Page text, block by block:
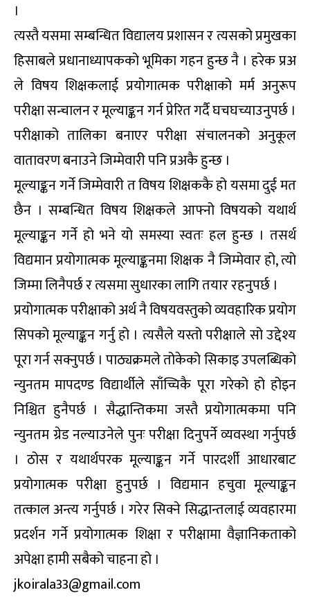
।
त्यस्तै यसमा सम्बन्धित विद्यालय प्रशासन र त्यसको प्रमुखका
हिसाबले प्रधानाध्यापकको भूमिका गहन हुन्छ नै । हरेक प्रअ
ले विषय शिक्षकलाई प्रयोगात्मक परीक्षाको मर्म अनुरूप
परीक्षा सन्चालन र मूल्याङ्कन गर्न प्रेरित गर्दै घचघच्याउनुपर्छ ।
परीक्षाको तालिका बनाएर परीक्षा संचालनको अनुकूल
वातावरण बनाउने जिम्मेवारी पनि प्रअकै हुन्छ ।
मूल्याङ्कन गर्ने जिम्मेवारी त विषय शिक्षककै हो यसमा दुई मत
छैन । सम्बन्धित विषय शिक्षकले आफ्नो विषयको यथार्थ
मूल्याङ्कन गर्ने हो भने यो समस्या स्वतः हल हुन्छ । तसर्थ
विद्यमान प्रयोगात्मक मूल्याङ्कनमा शिक्षक नै जिम्मेवार हो, त्यो
जिम्मा लिनैपर्छ र त्यसमा सुधारका लागि तयार रहनुपर्छ ।
प्रयोगात्मक परीक्षाको अर्थ नै विषयवस्तुको व्यवहारिक प्रयोग
सिपको मूल्याङ्कन गर्नु हो । त्यसैले यस्तो परीक्षाले सो उद्देश्य
पूरा गर्न सक्नुपर्छ । पाठ्यक्रमले तोकेको सिकाइ उपलब्धिको
न्युनतम मापदण्ड विद्यार्थीले साँच्चिकै पूरा गरेको हो होइन
निश्चित हुनैपर्छ । सैद्धान्तिकमा जस्तै प्रयोगात्मकमा पनि
न्युनतम ग्रेड नल्याउनेले पुनः परीक्षा दिनुपर्ने व्यवस्था गर्नुपर्छ
। ठोस र यथार्थपरक मूल्याङ्कन गर्ने पारदर्शी आधारबाट
प्रयोगात्मक परीक्षा हुनुपर्छ । विद्यमान हचुवा मूल्याङ्कन
तत्काल अन्त्य गर्नुपर्छ । गरेर सिक्ने सिद्धान्तलाई व्यवहारमा
प्रदर्शन गर्ने प्रयोगात्मक शिक्षा र परीक्षामा वैज्ञानिकताको
अपेक्षा हामी सबैको चाहना हो ।
jkoirala33@gmail.com